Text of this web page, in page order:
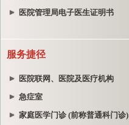
医院管理局电子医生证明书
服务捷径
医院联网、医院及医疗机构
急症室
家庭医学门诊 (前称普通科门诊)